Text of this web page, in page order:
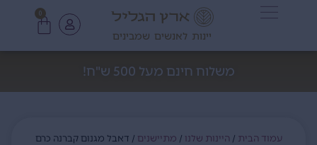
יינות לאנשים שמבינים
0
משלוח חינם מעל 500 ש"ח!
עמוד הבית / היינות שלנו / מתיישנים / דאבל מגנום קברנה כרם